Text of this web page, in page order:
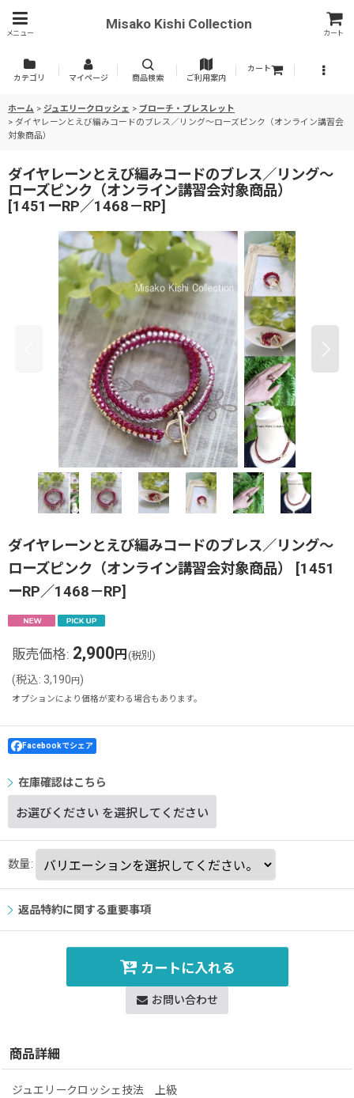
メニュー
Misako Kishi Collection
カート
カテゴリ マイページ 商品検索 ご利用案内
カート
ホーム > ジュエリークロッシェ > ブローチ・ブレスレット
> ダイヤレーンとえび編みコードのブレス／リング〜ローズピンク（オンライン講習会
対象商品）
ダイヤレーンとえび編みコードのブレス／リング〜
ローズピンク（オンライン講習会対象商品）
[1451ーRP／1468－RP]
ダイヤレーンとえび編みコードのブレス／リング〜
ローズピンク（オンライン講習会対象商品）
[1451
ーRP／1468－RP]
販売価格: 2,900 円 (税別)
(税込: 3,190 円 )
オプションにより価格が変わる場合もあります。
Facebookでシェア
在庫確認はこちら
お選びください を選択してください
数量:
返品特約に関する重要事項
カートに入れる
お問い合わせ
商品詳細
ジュエリークロッシェ技法 上級